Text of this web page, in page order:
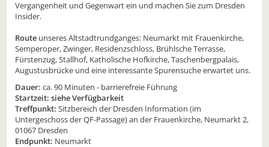
Vergangenheit und Gegenwart ein und machen Sie zum Dresden
Insider.
Route unseres Altstadtrundganges: Neumarkt mit Frauenkirche,
Semperoper, Zwinger, Residenzschloss, Brühlsche Terrasse,
Fürstenzug, Stallhof, Katholische Hofkirche, Taschenbergpalais,
Augustusbrücke und eine interessante Spurensuche erwartet uns.
Dauer: ca. 90 Minuten - barrierefreie Führung
Startzeit: siehe Verfügbarkeit
Treffpunkt: Sitzbereich der Dresden Information (im
Untergeschoss der QF-Passage) an der Frauenkirche, Neumarkt 2,
01067 Dresden
Endpunkt: Neumarkt